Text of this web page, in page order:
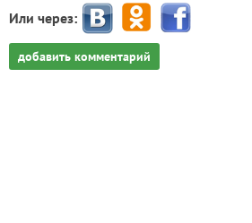
Или через:
добавить комментарий